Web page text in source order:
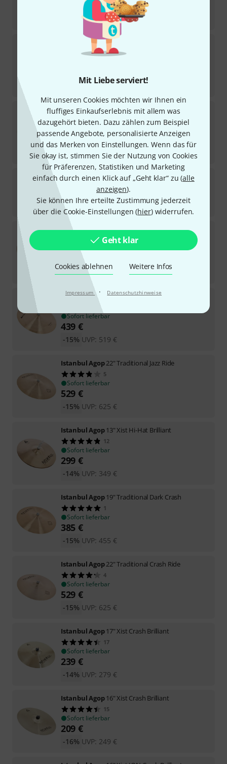
Mit Liebe serviert!
Mit unseren Cookies möchten wir Ihnen ein
fluffiges Einkaufserlebnis mit allem was
dazugehört bieten. Dazu zählen zum Beispiel
passende Angebote, personalisierte Anzeigen
und das Merken von Einstellungen. Wenn das für
Sie okay ist, stimmen Sie der Nutzung von Cookies
für Präferenzen, Statistiken und Marketing
einfach durch einen Klick auf „Geht klar“ zu (alle
anzeigen).
Sie können Ihre erteilte Zustimmung jederzeit
über die Cookie-Einstellungen (hier) widerrufen.
Geht klar
Cookies ablehnen Weitere Infos
Impressum · Datenschutzhinweise
UVP: 145 €
Istanbul Agop21" Mel Lewis Signature Ride
13
UVP:625 €
-15%
Istanbul Agop Xist Natural Cymbal Set Pro
Sofort lieferbar
799 €
UVP:949 €
-16%
Istanbul Agop10" Xist ION Splash Brilliant
41
Sofort lieferbar
129 €
Istanbul Agop20" Traditional Jazz Ride
6
Sofort lieferbar
€
UVP:519 €
-15%
Istanbul Agop 19" Mel Lewis Sign. Crash-Ride
Sofort lieferbar
439 €
UVP: 519 €
-15%
Istanbul Agop22" Traditional Jazz Ride
5
Sofort lieferbar
529 €
UVP: 625 €
-15%
Istanbul Agop13" Xist Hi-Hat Brilliant
12
Sofort lieferbar
299 €
UVP: 349 €
-14%
Istanbul Agop19" Traditional Dark Crash
1
Sofort lieferbar
385 €
UVP: 455 €
-15%
Istanbul Agop22" Traditional Crash Ride
4
Sofort lieferbar
529 €
UVP: 625 €
-15%
Istanbul Agop17" Xist Crash Brilliant
17
Sofort lieferbar
239 €
UVP: 279 €
-14%
Istanbul Agop16" Xist Crash Brilliant
15
Sofort lieferbar
209 €
UVP: 249 €
-16%